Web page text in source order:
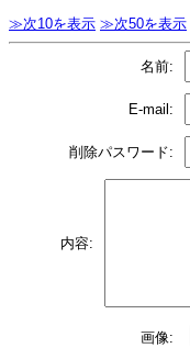
≫次10を表示 ≫次50を表示
名前:
E-mail:
削除パスワード:
内容:
画像: